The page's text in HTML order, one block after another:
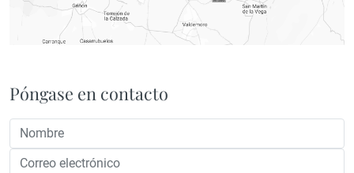
Póngase en contacto